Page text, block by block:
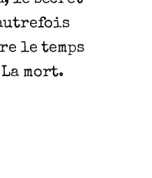
le temps
mort.